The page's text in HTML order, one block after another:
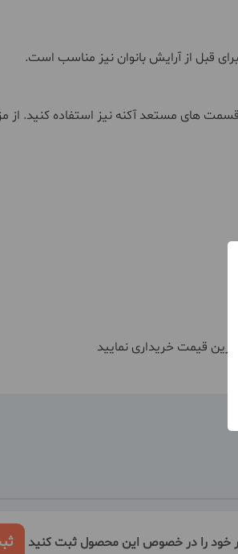
قبل از آرایش بانوان نیز مناسب است.
روی نواحی جوش دار و قسمت های مستعد آکنه نیز استفاده
خود را در خصوص این محصول ثبت کنید